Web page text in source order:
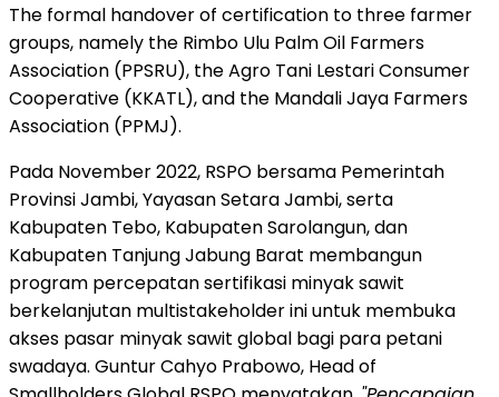
The formal handover of certification to three farmer
groups, namely the Rimbo Ulu Palm Oil Farmers
Association (PPSRU), the Agro Tani Lestari Consumer
Cooperative (KKATL), and the Mandali Jaya Farmers
Association (PPMJ).
Pada November 2022, RSPO bersama Pemerintah
Provinsi Jambi, Yayasan Setara Jambi, serta
Kabupaten Tebo, Kabupaten Sarolangun, dan
Kabupaten Tanjung Jabung Barat membangun
program percepatan sertifikasi minyak sawit
berkelanjutan multistakeholder ini untuk membuka
akses pasar minyak sawit global bagi para petani
swadaya. Guntur Cahyo Prabowo, Head of